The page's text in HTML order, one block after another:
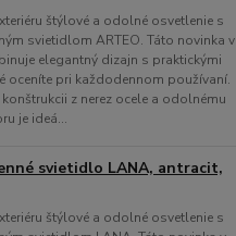
štýlové a odolné osvetlenie s
svietidlom ARTEO. Táto novinka v
elegantný dizajn s praktickými
oceníte pri každodennom používaní.
z nerez ocele a odolnému
je ideá...
svietidlo LANA, antracit,
štýlové a odolné osvetlenie s